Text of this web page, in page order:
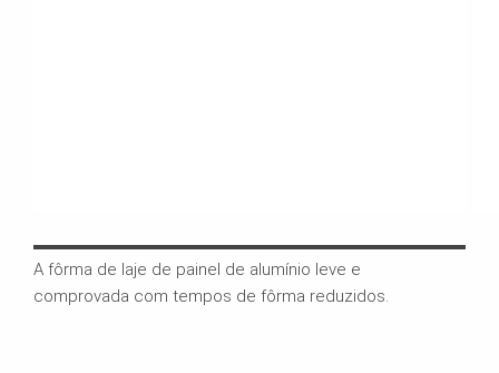
A fôrma de laje de painel de alumínio leve e
comprovada com tempos de fôrma reduzidos.